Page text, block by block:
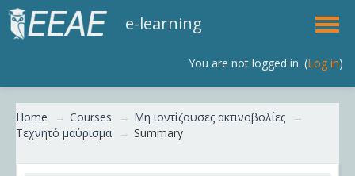
e-learning
You are not logged in. (Log in)
English (en)
Home → Courses → Μη ιοντίζουσες ακτινοβολίες
→
Τεχνητό μαύρισμα
→ Summary